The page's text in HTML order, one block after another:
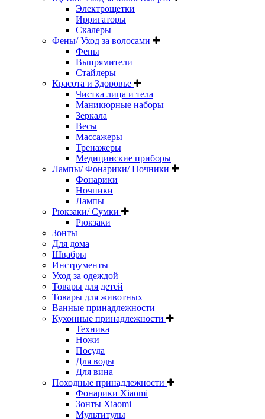
Электрощетки
Ирригаторы
Скалеры
Фены/ Уход за волосами
Фены
Выпрямители
Стайлеры
Красота и Здоровье
Чистка лица и тела
Маникюрные наборы
Зеркала
Весы
Массажеры
Тренажеры
Медицинские приборы
Лампы/ Фонарики/ Ночники
Фонарики
Ночники
Лампы
Рюкзаки/ Сумки
Рюкзаки
Зонты
Для дома
Швабры
Инструменты
Уход за одеждой
Товары для детей
Товары для животных
Ванные принадлежности
Кухонные принадлежности
Техника
Ножи
Посуда
Для воды
Для вина
Походные принадлежности
Фонарики Xiaomi
Зонты Xiaomi
Мультитулы